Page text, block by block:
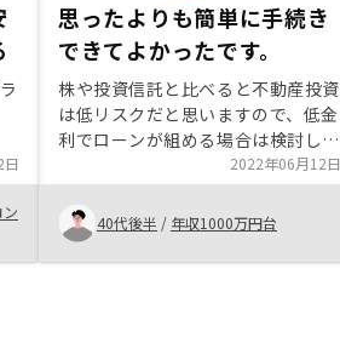
思ったよりも簡単に手続き
できてよかったです。
株や投資信託と比べると不動産投資
は低リスクだと思いますので、低金
利でローンが組める場合は検討して
みるのも良いと思います。私はたま
たま低金利でローンが組めたので、
今がチャンスと思ってやってみるこ
とにしました。
2022年06月12日
40代後半 / 年収1000万円台